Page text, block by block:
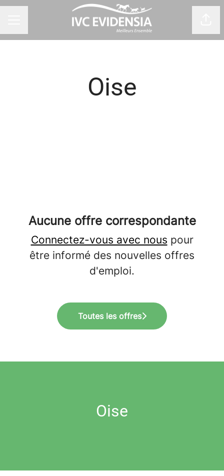
Oise
Aucune offre correspondante
Connectez-vous avec nous pour
être informé des nouvelles offres
d'emploi.
Toutes les offres
Oise